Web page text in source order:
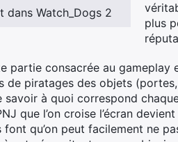
dans Watch_Dogs 2
plus
partie consacrée au
de piratages des objets
savoir à quoi correspond
que l’on croise l’écran
font qu’on peut facilement ne